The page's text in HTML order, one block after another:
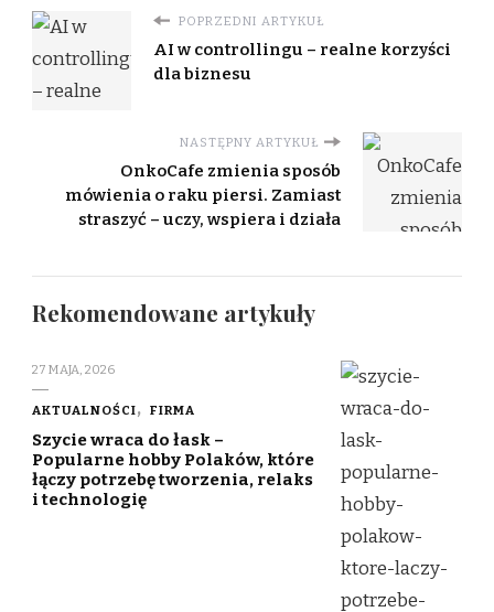
POPRZEDNI ARTYKUŁ
AI w controllingu – realne korzyści
dla biznesu
NASTĘPNY ARTYKUŁ
OnkoCafe zmienia sposób
mówienia o raku piersi. Zamiast
straszyć – uczy, wspiera i działa
Rekomendowane artykuły
27 MAJA, 2026
AKTUALNOŚCI FIRMA
Szycie wraca do łask –
Popularne hobby Polaków, które
łączy potrzebę tworzenia, relaks
i technologię